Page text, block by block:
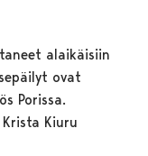
alaikäisiin
ovat
Porissa.
Kiuru